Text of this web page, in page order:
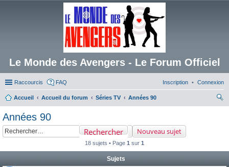
Le Monde des Avengers - Le Forum Officiel
Raccourcis FAQ Connexion
Inscription
Accueil Accueil du forum Séries TV
Années 90
Années 90
Nouveau sujet
Rechercher
18 sujets • Page 1 sur 1
Sujets